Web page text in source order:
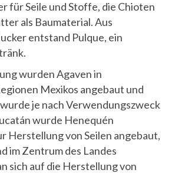
für Seile und Stoffe, die Chioten
als Baumaterial. Aus
entstand Pulque, ein
wurden Agaven in
Mexikos angebaut und
je nach Verwendungszweck
wurde Henequén
Herstellung von Seilen angebaut,
im Zentrum des Landes
sich auf die Herstellung von